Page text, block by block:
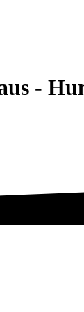
-